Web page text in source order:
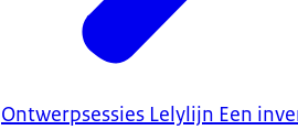
Ontwerpsessies Lelylijn Een